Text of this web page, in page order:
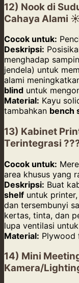
12) Nook di
Cahaya Alami
Cocok untuk:
Deskripsi:
menghadap
jendela) untuk
alami
blind untuk
Material: Kayu
tambahkan bench
13) Kabinet
Terintegrasi
Cocok untuk:
area khusus yang
Deskripsi: Buat
shelf untuk
dan tersembunyi
kertas, tinta, dan
lupa ventilasi
Material: Plywood
14) Mini
Kamera/